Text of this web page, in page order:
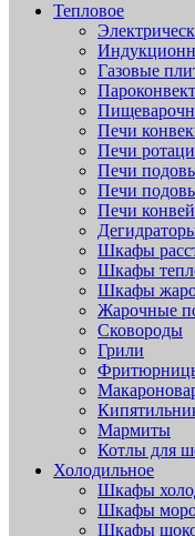
Тепловое
Газовые
Печи
Печи
Печи
Печи
Печи
Шкафы
Шкафы
Шкафы
Жарочные
Сковороды
Грили
Мармиты
Котлы для
Холодильное
Шкафы
Шкафы
Шкафы